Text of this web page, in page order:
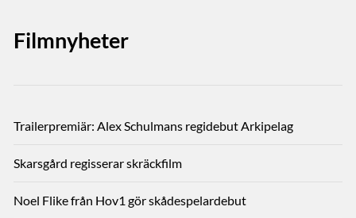
Filmnyheter
Trailerpremiär: Alex Schulmans regidebut Arkipelag
Skarsgård regisserar skräckfilm
Noel Flike från Hov1 gör skådespelardebut